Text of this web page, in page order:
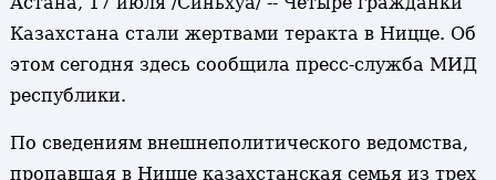
Казахстана стали жертвами теракта в Ницце. Об
этом сегодня здесь сообщила пресс-служба МИД
республики.
По сведениям внешнеполитического ведомства,
пропавшая в Ницце казахстанская семья из трех